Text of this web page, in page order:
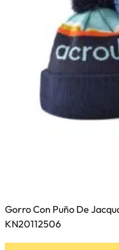
Gorro Con Puño De
KN20112506